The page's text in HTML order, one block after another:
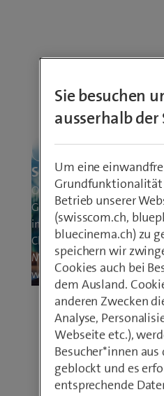
Jetzt lesen:
Wie
und
Ihnen
im
Alltag
helfen
können
Internet Sicherheit
So kaufst du sicher
Online einkaufen ist
Gleichzeitig werden
immer professioneller. Mit
Checks und modernem
My Security App kannst du
wirksam absichern.
Jetzt lesen:
So
Sie besuchen
ausserhalb der
Um eine
Betrieb unserer
(swisscom.ch,
bluecinema.ch) zu
speichern wir
Cookies auch bei
dem Ausland.
anderen Zwecken
Analyse,
Webseite etc.),
Besucher*innen
geblockt und es
entsprechende